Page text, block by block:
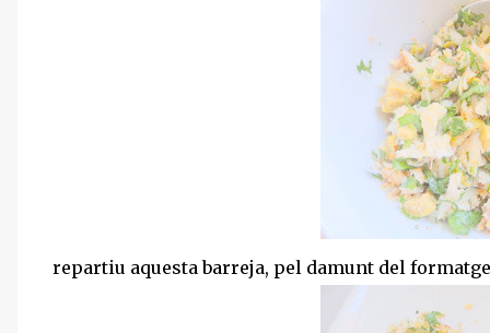
repartiu aquesta barreja, pel damunt del